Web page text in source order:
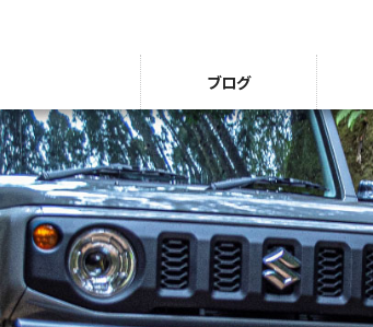
ブログ